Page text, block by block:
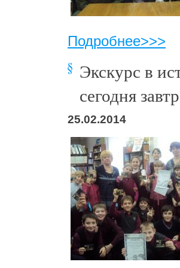
Подробнее>>>
Экскурс в
сегодня
25.02.2014